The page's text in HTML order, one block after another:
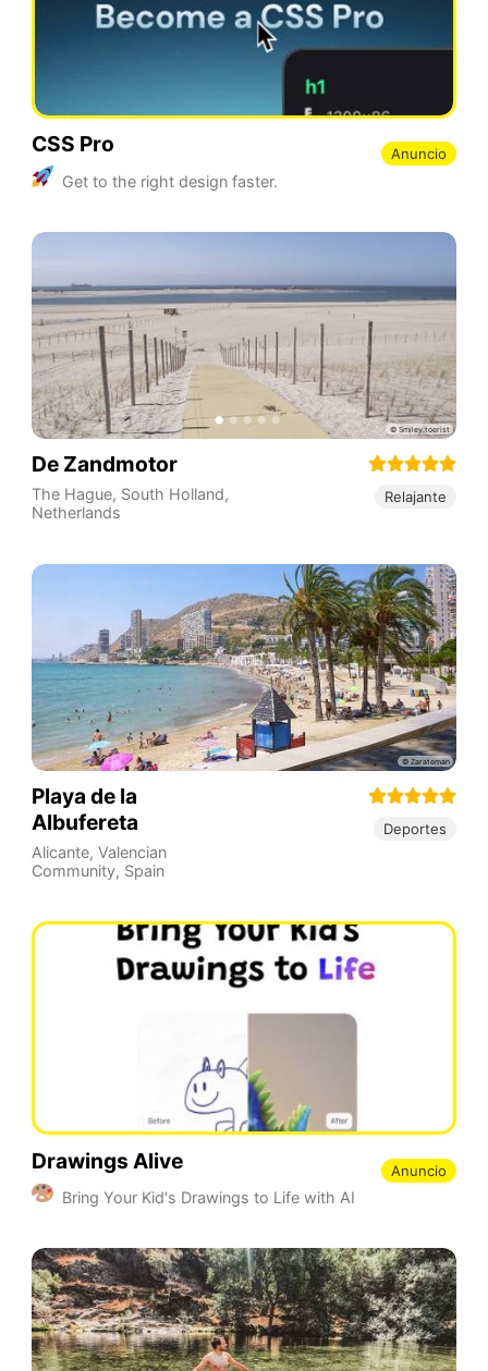
CSS Pro
Get to the right design faster.
Anuncio
De Zandmotor
The Hague, South Holland,
Netherlands
Relajante
Playa de la
Albufereta
Alicante, Valencian
Community, Spain
Deportes
Drawings Alive
Bring Your Kid's Drawings to Life with AI
Anuncio